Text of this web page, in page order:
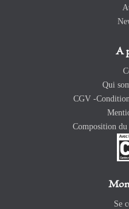
A
Qui
CGV -
Composition
Se